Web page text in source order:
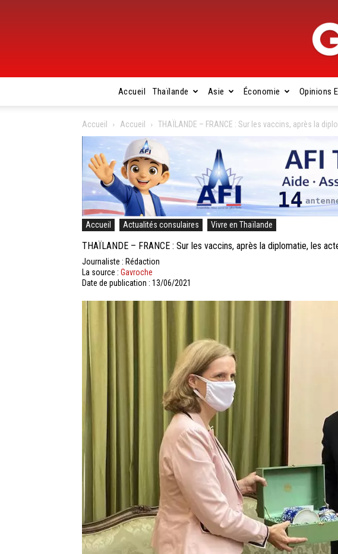
Accueil Thaïlande Asie Économie Opinions
Accueil Accueil THAÏLANDE – FRANCE : Sur les vaccins, après la
Accueil Actualités consulaires Vivre en Thaïlande
THAÏLANDE – FRANCE : Sur les vaccins, après la diplomatie, les
Journaliste : Rédaction
La source : Gavroche
Date de publication : 13/06/2021